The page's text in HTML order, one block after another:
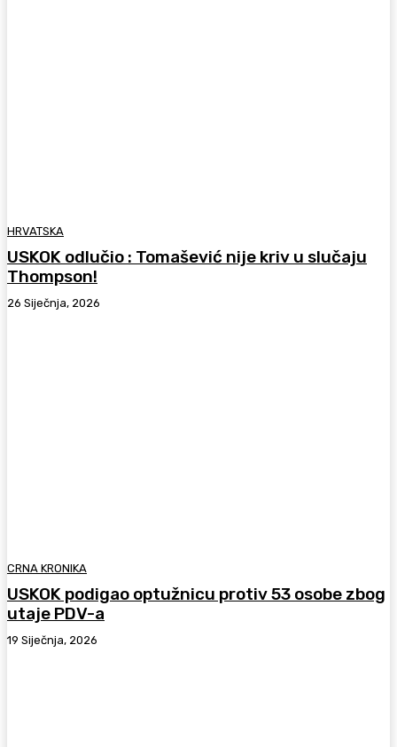
HRVATSKA
USKOK odlučio : Tomašević nije kriv u slučaju
Thompson!
26 Siječnja, 2026
CRNA KRONIKA
USKOK podigao optužnicu protiv 53 osobe zbog
utaje PDV-a
19 Siječnja, 2026